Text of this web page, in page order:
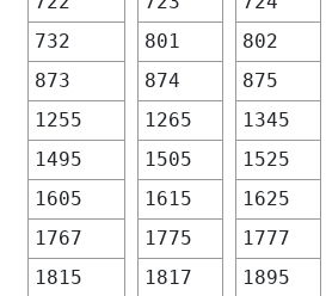
732
801 802
873
874 875
1255
1265 1345
1495
1505 1525
1605
1615 1625
1767
1775 1777
1815
1817 1895